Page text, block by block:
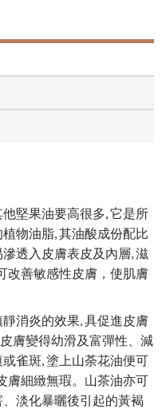
堅果油要高很多, 它是所
物油脂, 其油酸成份配比
透入皮膚表皮及內層, 滋
改善敏感性皮膚，使肌膚
消炎的效果, 具促進皮膚
膚變得幼滑及富彈性、減
雀斑, 塗上山荼花油便可
膚細緻無瑕。山茶油亦可
淡化暴曬後引起的黃褐